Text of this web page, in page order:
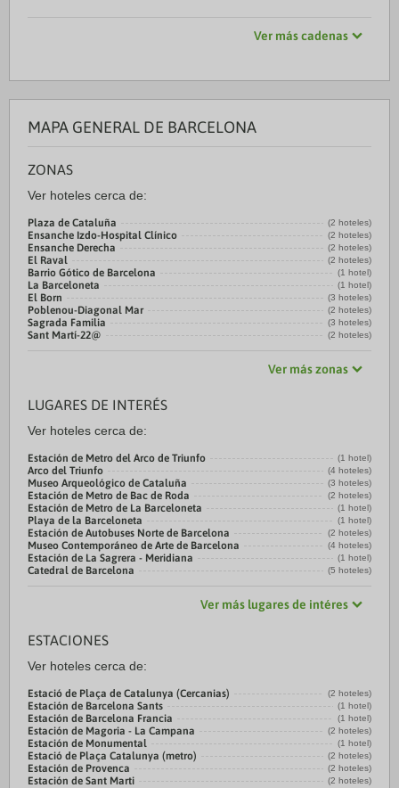
Ver más cadenas
MAPA GENERAL DE BARCELONA
ZONAS
Ver hoteles cerca de:
Plaza de Cataluña (2 hoteles)
Ensanche Izdo-Hospital Clínico (2 hoteles)
Ensanche Derecha (2 hoteles)
El Raval (2 hoteles)
Barrio Gótico de Barcelona (1 hotel)
La Barceloneta (1 hotel)
El Born (3 hoteles)
Poblenou-Diagonal Mar (2 hoteles)
Sagrada Familia (3 hoteles)
Sant Martí-22@ (2 hoteles)
Ver más zonas
LUGARES DE INTERÉS
Ver hoteles cerca de:
Estación de Metro del Arco de Triunfo (1 hotel)
Arco del Triunfo (4 hoteles)
Museo Arqueológico de Cataluña (3 hoteles)
Estación de Metro de Bac de Roda (2 hoteles)
Estación de Metro de La Barceloneta (1 hotel)
Playa de la Barceloneta (1 hotel)
Estación de Autobuses Norte de Barcelona (2 hoteles)
Museo Contemporáneo de Arte de Barcelona (4 hoteles)
Estación de La Sagrera - Meridiana (1 hotel)
Catedral de Barcelona (5 hoteles)
Ver más lugares de intéres
ESTACIONES
Ver hoteles cerca de:
Estació de Plaça de Catalunya (Cercanias) (2 hoteles)
Estación de Barcelona Sants (1 hotel)
Estación de Barcelona Francia (1 hotel)
Estación de Magoria - La Campana (2 hoteles)
Estación de Monumental (1 hotel)
Estació de Plaça Catalunya (metro) (2 hoteles)
Estación de Provenca (2 hoteles)
Estación de Sant Marti (2 hoteles)